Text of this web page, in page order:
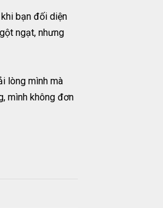
bạn đối diện
ngạt, nhưng
lòng mình mà
mình không đơn